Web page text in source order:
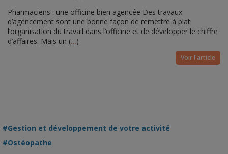
Pharmaciens : une officine bien agencée Des travaux
d’agencement sont une bonne façon de remettre à plat
l’organisation du travail dans l’officine et de développer le chiffre
d’affaires. Mais un (…)
Voir l'article
Gestion et développement de votre activité
Ostéopathe